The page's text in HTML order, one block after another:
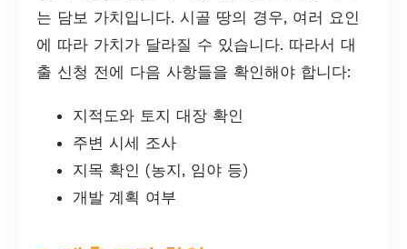
는 담보 가치입니다. 시골 땅의 경우, 여러 요인
에 따라 가치가 달라질 수 있습니다. 따라서 대
출 신청 전에 다음 사항들을 확인해야 합니다:
지적도와 토지 대장 확인
주변 시세 조사
지목 확인 (농지, 임야 등)
개발 계획 여부